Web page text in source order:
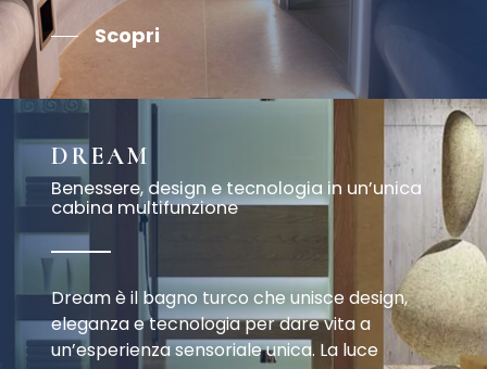
Scopri
DREAM
Benessere, design e tecnologia in un’unica
cabina multifunzione
Dream è il bagno turco che unisce design,
eleganza e tecnologia per dare vita a
un’esperienza sensoriale unica. La luce